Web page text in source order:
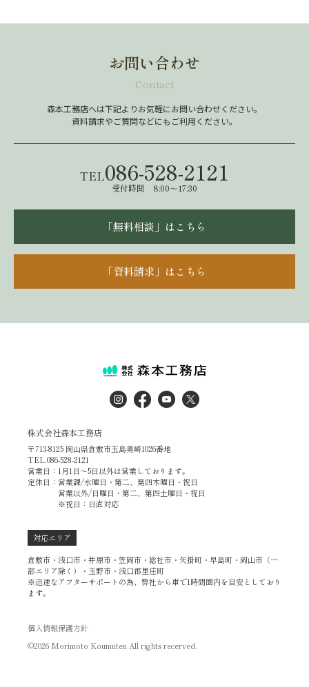
お問い合わせ
Contact
森本工務店へは下記よりお気軽にお問い合わせください。
資料請求やご質問などにもご利用ください。
TEL086-528-2121
受付時間 8:00～17:30
「無料相談」はこちら
「資料請求」はこちら
株式会社森本工務店
〒713-8125 岡山県倉敷市玉島勇崎1026番地
TEL.086-528-2121
営業日：1月1日～5日以外は営業しております。
定休日：営業課/水曜日・第二、第四木曜日・祝日
営業以外/日曜日・第二、第四土曜日・祝日
※祝日：日直対応
対応エリア
倉敷市・浅口市・井原市・笠岡市・総社市・矢掛町・早島町・岡山市（一
部エリア除く）・玉野市・浅口郡里庄町
※迅速なアフターサポートの為、弊社から車で1時間圏内を目安としており
ます。
個人情報保護方針
©2026 Morimoto Koumuten All rights recerved.